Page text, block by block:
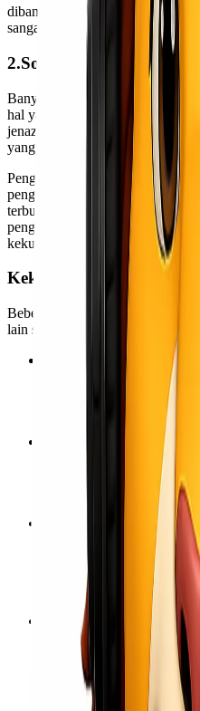
dibandingkan dengan jenis
sangat jarang mengalami
2.Solusi Perbedaan
Banyak yang ingin mengirim
hal yang sederhana. Kondisi ini
jenazah, apalagi saat hendak
yang jauh, apalagi jauh.
Penggunaan Cargo pesawat
pengiriman jenazah. Cargo
terburu-buru mengirim jenazah
penggunaan ekspedisi
kekurangan yang harus
Kekurangan Pengiriman
Beberapa kerugian pengiriman
lain sebagai berikut:
Mahal: Salah satu kendala
menggunakan Cargo
tidak terlepas dari
dijangkau oleh Cargo
biaya pengiriman.
Tergantung cuaca:
tentunya tergantung
tidak dapat terbang,
Hal ini tentu saja
tubuh Anda ke pelanggan.
Pesawat besar tidak
lokasinya luas, pesawat
sesuai dengan
untuk mendarat terlalu
menggunakannya untuk
ukuran yang sesuai dengan
Kebisingan keras dan
pesawat dapat
meningkatkan terjadinya
terbang mengeluarkan
terbang pada jarak rendah.